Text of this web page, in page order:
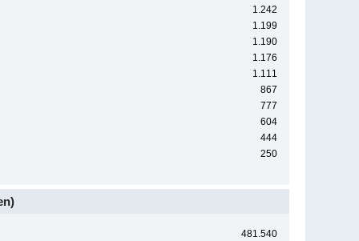
1.242
1.199
1.190
1.176
1.111
867
777
604
444
250
481.540